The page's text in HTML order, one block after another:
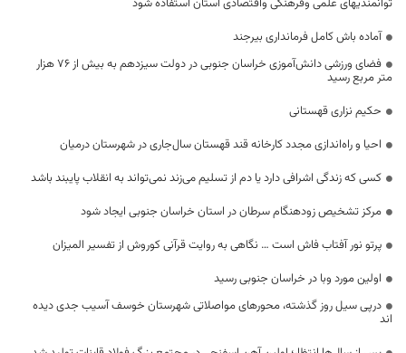
توانمندیهای علمی وفرهنگی واقتصادی استان استفاده شود
آماده باش کامل فرمانداری بیرجند
فضای ورزشی دانش‌آموزی خراسان جنوبی در دولت سیزدهم به بیش از ۷۶ هزار
متر مربع رسید
حکیم نزاری قهستانی
احیا و راه‌اندازی مجدد کارخانه قند قهستان سال‌جاری در شهرستان درمیان
کسی که زندگی اشرافی دارد یا دم از تسلیم می‌زند نمی‌تواند به انقلاب پایبند باشد
مرکز تشخیص زودهنگام سرطان در استان خراسان جنوبی ایجاد شود
پرتو نور آفتاب فاش است … نگاهی به روایت قرآنی کوروش از تفسیر المیزان
اولین مورد وبا در خراسان جنوبی رسید
درپی سیل روز گذشته، محورهای مواصلاتی شهرستان خوسف آسیب جدی دیده
اند